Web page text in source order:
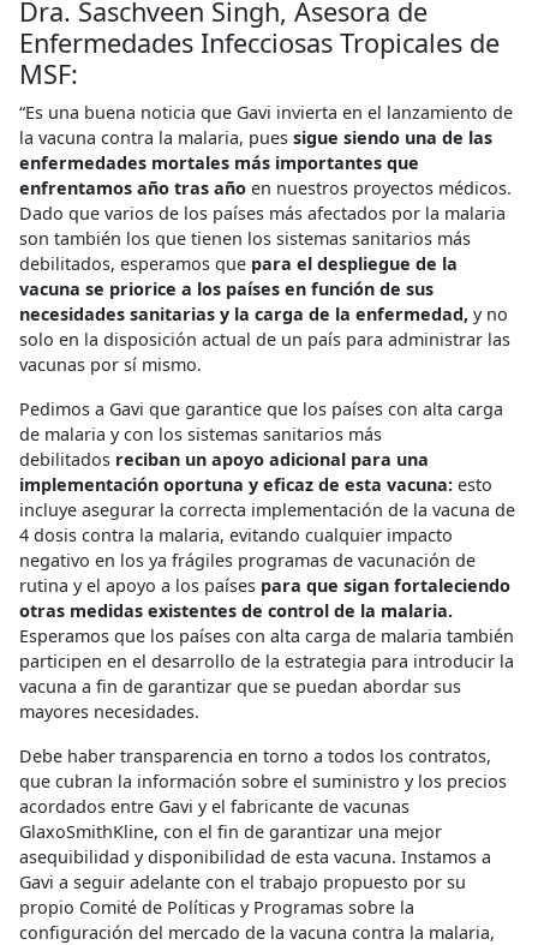
Dra. Saschveen Singh, Asesora de
Enfermedades Infecciosas Tropicales de
MSF:
“Es una buena noticia que Gavi invierta en el lanzamiento de
la vacuna contra la malaria, pues sigue siendo una de las
enfermedades mortales más importantes que
enfrentamos año tras año en nuestros proyectos médicos.
Dado que varios de los países más afectados por la malaria
son también los que tienen los sistemas sanitarios más
debilitados, esperamos que para el despliegue de la
vacuna se priorice a los países en función de sus
necesidades sanitarias y la carga de la enfermedad, y no
solo en la disposición actual de un país para administrar las
vacunas por sí mismo.
Pedimos a Gavi que garantice que los países con alta carga
de malaria y con los sistemas sanitarios más
debilitados reciban un apoyo adicional para una
implementación oportuna y eficaz de esta vacuna: esto
incluye asegurar la correcta implementación de la vacuna de
4 dosis contra la malaria, evitando cualquier impacto
negativo en los ya frágiles programas de vacunación de
rutina y el apoyo a los países para que sigan fortaleciendo
otras medidas existentes de control de la malaria.
Esperamos que los países con alta carga de malaria también
participen en el desarrollo de la estrategia para introducir la
vacuna a fin de garantizar que se puedan abordar sus
mayores necesidades.
Debe haber transparencia en torno a todos los contratos,
que cubran la información sobre el suministro y los precios
acordados entre Gavi y el fabricante de vacunas
GlaxoSmithKline, con el fin de garantizar una mejor
asequibilidad y disponibilidad de esta vacuna. Instamos a
Gavi a seguir adelante con el trabajo propuesto por su
propio Comité de Políticas y Programas sobre la
configuración del mercado de la vacuna contra la malaria,